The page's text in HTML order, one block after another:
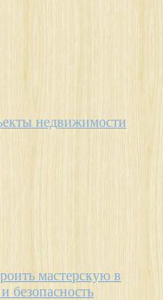
недвижимости
мастерскую в
безопасность